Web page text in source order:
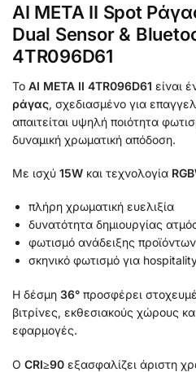
AI META II Spot
Dual Sensor &
4TR096D61
Το AI META II 4TR096D61 είναι
ράγας, σχεδιασμένο για
απαιτείται υψηλή ποιότητα
δυναμική χρωματική απόδοση.
Με ισχύ 15W και τεχνολογία
πλήρη χρωματική ευελιξία
δυνατότητα δημιουργίας
φωτισμό ανάδειξης προϊόντων
σκηνικό φωτισμό για
Η δέσμη 36° προσφέρει
βιτρίνες, εκθεσιακούς χώρους
εφαρμογές.
Ο CRI≥90 εξασφαλίζει άριστη